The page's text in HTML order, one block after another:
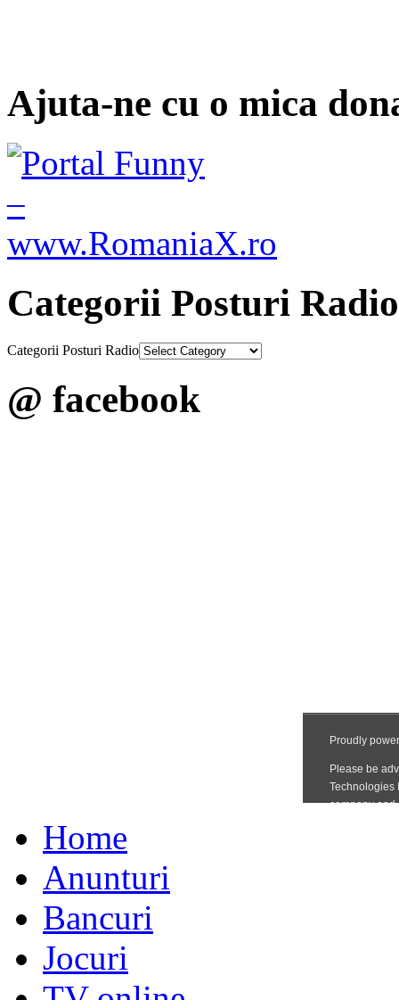
Ajuta-ne cu o mica
Categorii Posturi Radio
Categorii Posturi Radio
@ facebook
Home
Anunturi
Bancuri
Jocuri